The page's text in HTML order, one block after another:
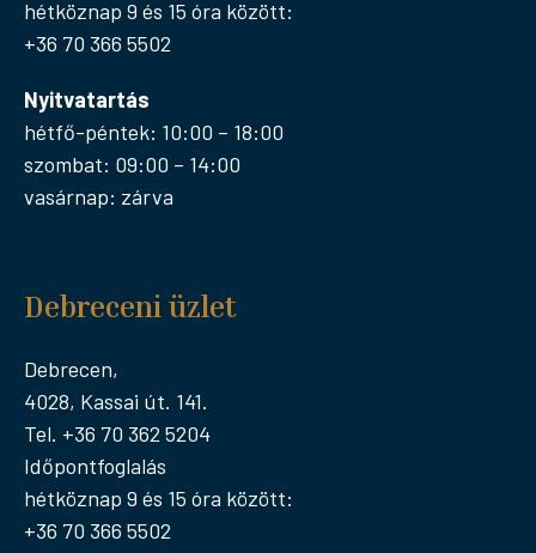
hétköznap 9 és 15 óra között:
+36 70 366 5502
Nyitvatartás
hétfő-péntek: 10:00 – 18:00
szombat: 09:00 – 14:00
vasárnap: zárva
Debreceni üzlet
Debrecen,
4028, Kassai út. 141.
Tel. +36 70 362 5204
Időpontfoglalás
hétköznap 9 és 15 óra között:
+36 70 366 5502